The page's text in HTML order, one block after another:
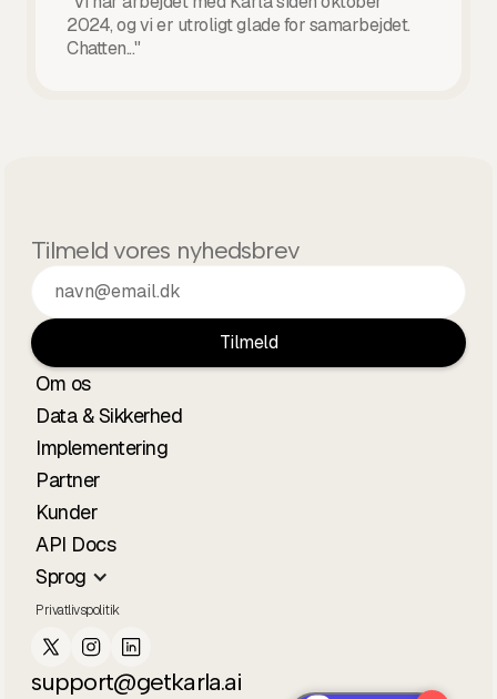
2024, og vi er utroligt glade for samarbejdet.
Chatten..."
Tilmeld vores nyhedsbrev
Om os
Data & Sikkerhed
Implementering
Partner
Kunder
API Docs
Sprog
Privatlivspolitik
support@getkarla.ai